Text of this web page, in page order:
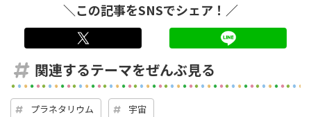
＼この記事をSNSでシェア！／
関連するテーマをぜんぶ見る
プラネタリウム 宇宙